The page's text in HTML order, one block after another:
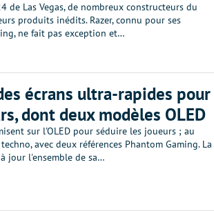
de Las Vegas, de nombreux constructeurs du
produits inédits. Razer, connu pour ses
ne fait pas exception et…
écrans ultra-rapides pour
dont deux modèles OLED
sur l'OLED pour séduire les joueurs ; au
avec deux références Phantom Gaming. La
jour l'ensemble de sa…